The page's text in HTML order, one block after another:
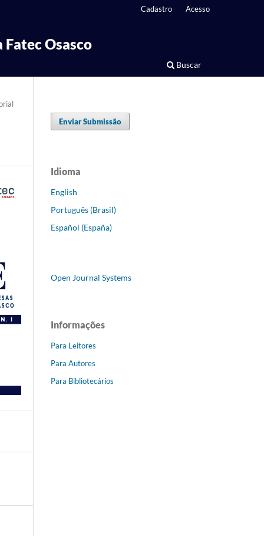
Fatec Osasco
Buscar
Cadastro Acesso
Enviar Submissão
Idioma
English
Português (Brasil)
Español (España)
Open Journal Systems
Informações
Para Leitores
Para Autores
Para Bibliotecários